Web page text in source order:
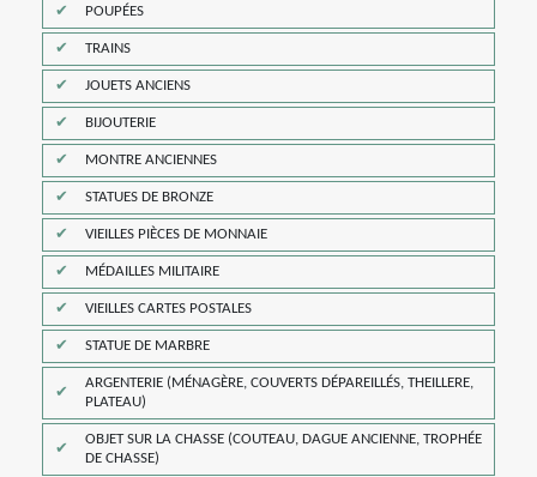
POUPÉES
TRAINS
JOUETS ANCIENS
BIJOUTERIE
MONTRE ANCIENNES
STATUES DE BRONZE
VIEILLES PIÈCES DE MONNAIE
MÉDAILLES MILITAIRE
VIEILLES CARTES POSTALES
STATUE DE MARBRE
ARGENTERIE (MÉNAGÈRE, COUVERTS DÉPAREILLÉS, THEILLERE,
PLATEAU)
OBJET SUR LA CHASSE (COUTEAU, DAGUE ANCIENNE, TROPHÉE
DE CHASSE)